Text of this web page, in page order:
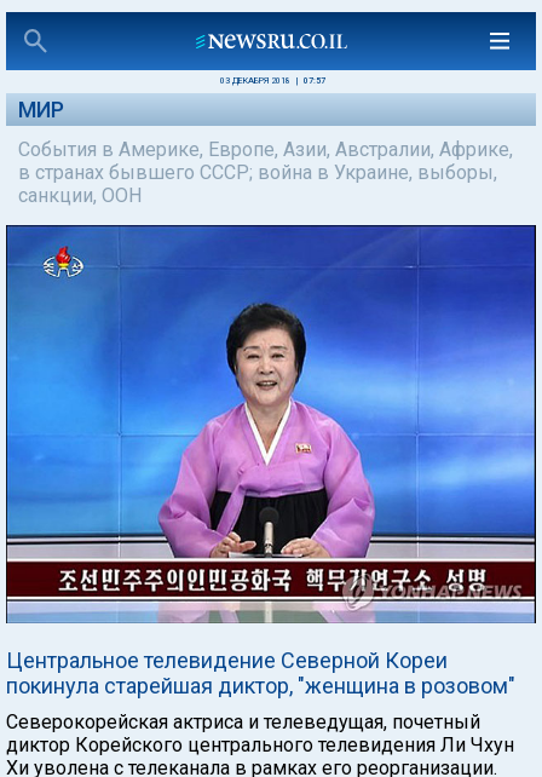
03 ДЕКАБРЯ 2018 07:57
МИР
События в Америке, Европе, Азии, Австралии, Африке,
в странах бывшего СССР; война в Украине, выборы,
санкции, ООН
Центральное телевидение Северной Кореи
покинула старейшая диктор, "женщина в розовом"
Северокорейская актриса и телеведущая, почетный
диктор Корейского центрального телевидения Ли Чхун
Хи уволена с телеканала в рамках его реорганизации.